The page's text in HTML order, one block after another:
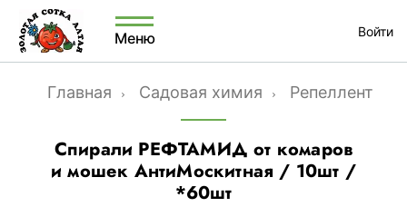
Меню Войти
Главная Садовая химия Репелленты
Спирали РЕФТАМИД от комаров
и мошек АнтиМоскитная / 10шт /
*60шт